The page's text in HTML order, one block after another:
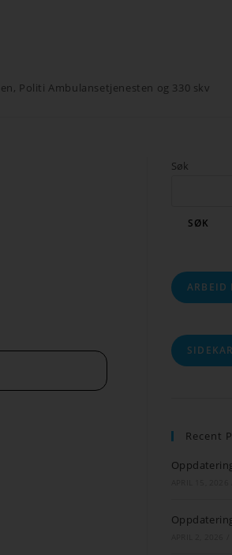
Politi Ambulansetjenesten og 330 skv
Søk
SØK
ARBEID
Recent